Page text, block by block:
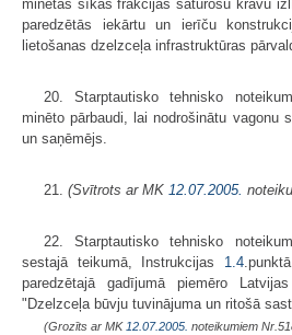
minētās sīkas frakcijas saturošu kravu
paredzētās iekārtu un ierīču
lietošanas dzelzceļa infrastruktūras
20. Starptautisko tehnisko
minēto pārbaudi, lai nodrošinātu vagonu
un saņēmējs.
21. (Svītrots ar MK 12.07.2005.
22. Starptautisko tehnisko
sestajā teikumā, Instrukcijas 1.4
paredzētajā gadījumā piemēro
"Dzelzceļa būvju tuvinājuma un ritošā
(Grozīts ar MK 12.07.2005. noteikumiem